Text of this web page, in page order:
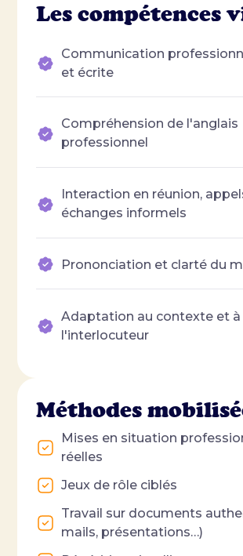
Les compétences
Communication
et écrite
Compréhension de l'anglais
professionnel
Interaction en réunion,
échanges informels
Prononciation et clarté du
Adaptation au contexte et à
l'interlocuteur
Méthodes
Mises en situation
réelles
Jeux de rôle ciblés
Travail sur documents
mails, présentations…)